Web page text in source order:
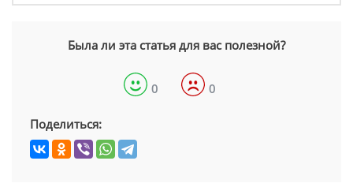
Была ли эта статья для вас полезной?
0 0
Поделиться: